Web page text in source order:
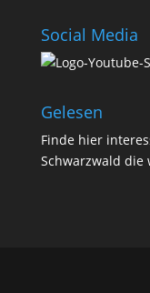
Social Media
Gelesen
Finde hier
Schwarzwald